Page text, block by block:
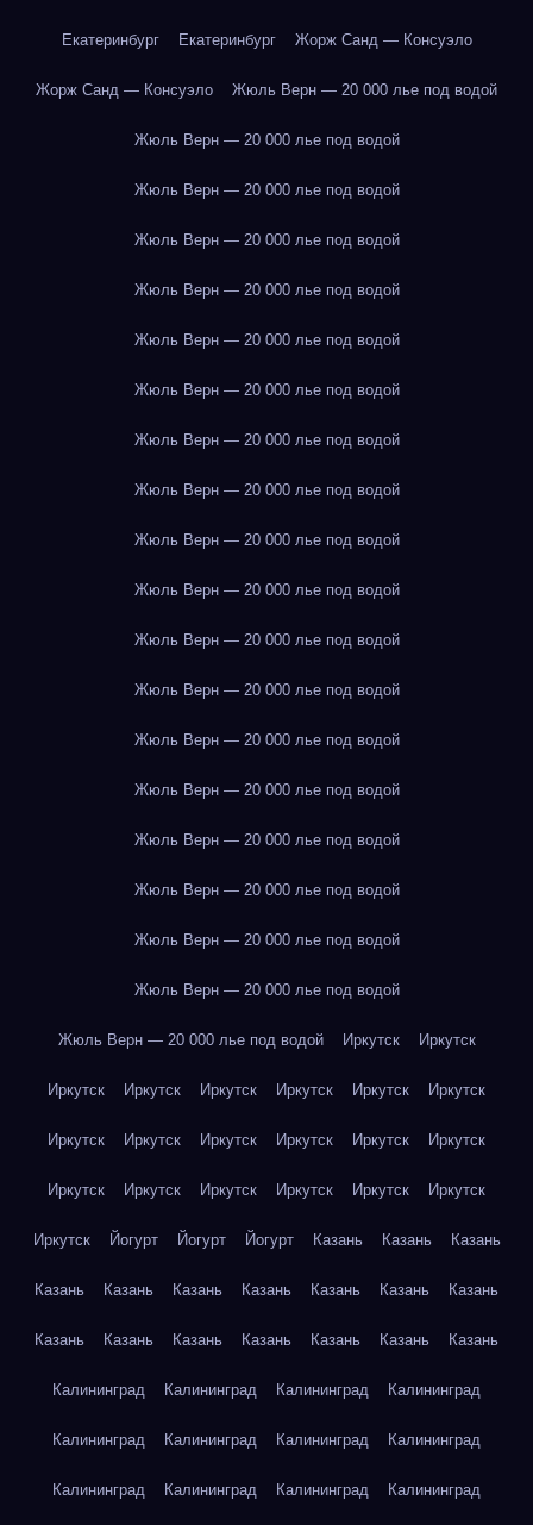
Екатеринбург Екатеринбург Жорж Санд — Консуэло
Жорж Санд — Консуэло Жюль Верн — 20 000 лье под водой
Жюль Верн — 20 000 лье под водой
Жюль Верн — 20 000 лье под водой
Жюль Верн — 20 000 лье под водой
Жюль Верн — 20 000 лье под водой
Жюль Верн — 20 000 лье под водой
Жюль Верн — 20 000 лье под водой
Жюль Верн — 20 000 лье под водой
Жюль Верн — 20 000 лье под водой
Жюль Верн — 20 000 лье под водой
Жюль Верн — 20 000 лье под водой
Жюль Верн — 20 000 лье под водой
Жюль Верн — 20 000 лье под водой
Жюль Верн — 20 000 лье под водой
Жюль Верн — 20 000 лье под водой
Жюль Верн — 20 000 лье под водой
Жюль Верн — 20 000 лье под водой
Жюль Верн — 20 000 лье под водой
Жюль Верн — 20 000 лье под водой
Жюль Верн — 20 000 лье под водой Иркутск Иркутск
Иркутск Иркутск Иркутск Иркутск Иркутск Иркутск
Иркутск Иркутск Иркутск Иркутск Иркутск Иркутск
Иркутск Иркутск Иркутск Иркутск Иркутск Иркутск
Иркутск Йогурт Йогурт Йогурт Казань Казань Казань
Казань Казань Казань Казань Казань Казань Казань
Казань Казань Казань Казань Казань Казань Казань
Калининград Калининград Калининград Калининград
Калининград Калининград Калининград Калининград
Калининград Калининград Калининград Калининград